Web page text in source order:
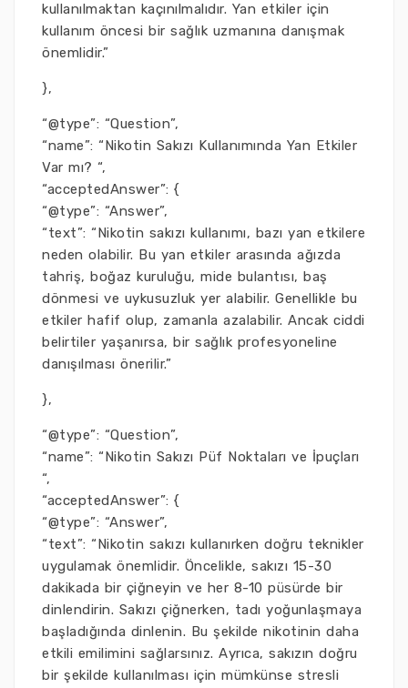
kullanılmaktan kaçınılmalıdır. Yan etkiler için
kullanım öncesi bir sağlık uzmanına danışmak
önemlidir.”
},
“@type”: “Question”,
“name”: “Nikotin Sakızı Kullanımında Yan Etkiler
Var mı? “,
“acceptedAnswer”: {
“@type”: “Answer”,
“text”: “Nikotin sakızı kullanımı, bazı yan etkilere
neden olabilir. Bu yan etkiler arasında ağızda
tahriş, boğaz kuruluğu, mide bulantısı, baş
dönmesi ve uykusuzluk yer alabilir. Genellikle bu
etkiler hafif olup, zamanla azalabilir. Ancak ciddi
belirtiler yaşanırsa, bir sağlık profesyoneline
danışılması önerilir.”
},
“@type”: “Question”,
“name”: “Nikotin Sakızı Püf Noktaları ve İpuçları
“,
“acceptedAnswer”: {
“@type”: “Answer”,
“text”: “Nikotin sakızı kullanırken doğru teknikler
uygulamak önemlidir. Öncelikle, sakızı 15-30
dakikada bir çiğneyin ve her 8-10 püsürde bir
dinlendirin. Sakızı çiğnerken, tadı yoğunlaşmaya
başladığında dinlenin. Bu şekilde nikotinin daha
etkili emilimini sağlarsınız. Ayrıca, sakızın doğru
bir şekilde kullanılması için mümkünse stresli